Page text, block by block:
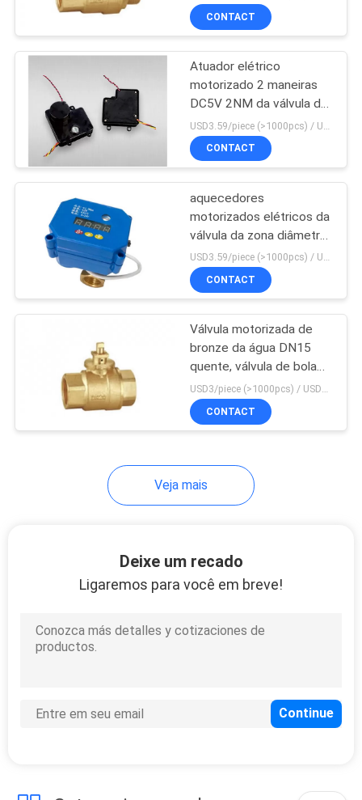
Hydronic
CONTACT
Atuador elétrico
motorizado 2 maneiras
DC5V 2NM da válvula de
bola para a ATAC
CONTACT
aquecedores
motorizados elétricos da
válvula da zona diâmetro
de 1/2 do” que aquecem
a válvula da zona
USD3.59/piece (>1000pcs) / USD4.31/piece (50-1000 pcs) MOQ:1000 partes
CONTACT
Válvula motorizada de
bronze da água DN15
quente, válvula de bola
elétrica do sistema de
aquecimento
USD3/piece (>1000pcs) / USD3.5 (50-1000 pcs) MOQ:50 partes
CONTACT
Veja mais
Deixe um recado
Ligaremos para você em breve!